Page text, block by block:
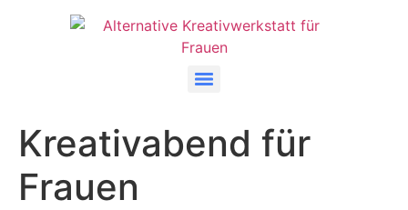
Kreativabend für
Frauen